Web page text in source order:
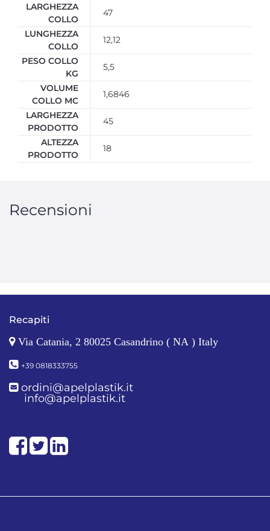
LARGHEZZA
COLLO
47
LUNGHEZZA
COLLO
12,12
PESO COLLO
KG
5,5
VOLUME
COLLO MC
1,6846
LARGHEZZA
PRODOTTO
45
ALTEZZA
PRODOTTO
18
Recensioni
Recapiti
Via Catania, 2 80025 Casandrino ( NA ) Italy
+39 0818333755
ordini@apelplastik.it
info@apelplastik.it
Facebook
TwitterLinkedIn